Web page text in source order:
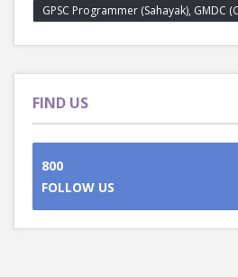
GPSC Programmer (Sahayak), GMDC
FIND US
800
FOLLOW US